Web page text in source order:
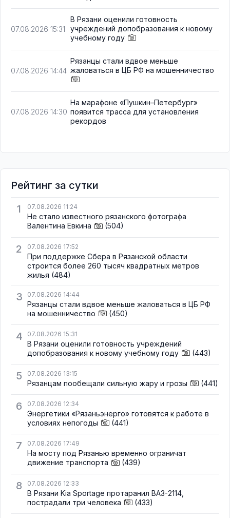
07.08.2026 15:31
В Рязани оценили готовность
учреждений допобразования к новому
учебному году
07.08.2026 14:44
Рязанцы стали вдвое меньше
жаловаться в ЦБ РФ на мошенничество
07.08.2026 14:30
На марафоне «Пушкин–Петербург»
появится трасса для установления
рекордов
Рейтинг за сутки
1
07.08.2026 11:24
Не стало известного рязанского фотографа
Валентина Евкина
(504)
2 07.08.2026 17:52
При поддержке Сбера в Рязанской области
строится более 260 тысяч квадратных метров
жилья (484)
3 07.08.2026 14:44
Рязанцы стали вдвое меньше жаловаться в ЦБ РФ
на мошенничество
(450)
4 07.08.2026 15:31
В Рязани оценили готовность учреждений
допобразования к новому учебному году
(443)
5 07.08.2026 13:15
Рязанцам пообещали сильную жару и грозы (441)
6 07.08.2026 12:34
Энергетики «Рязаньэнерго» готовятся к работе в
условиях непогоды
(441)
7 07.08.2026 17:49
На мосту под Рязанью временно ограничат
движение транспорта
(439)
8 07.08.2026 12:33
В Рязани Kia Sportage протаранил ВАЗ-2114,
пострадали три человека
(433)